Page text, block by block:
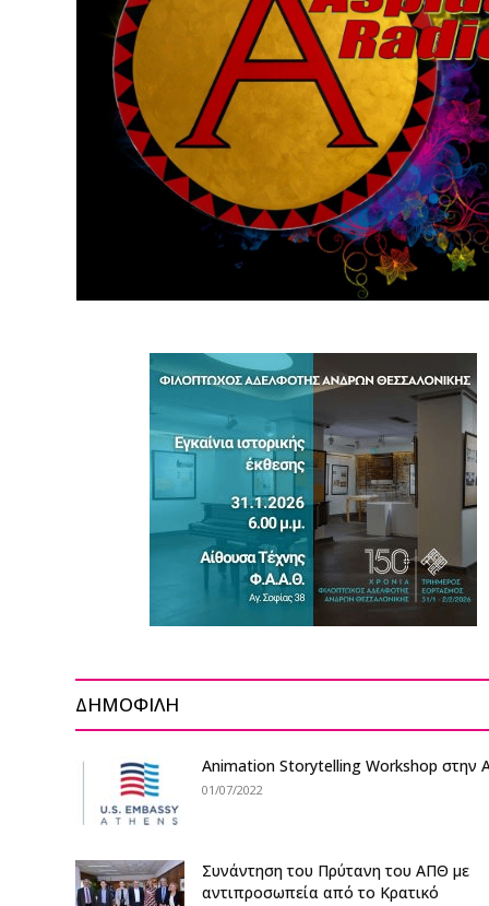
ΔΗΜΟΦΙΛΗ
Αnimation Storytelling Workshop
01/07/2022
Συνάντηση του Πρύτανη του ΑΠΘ με
αντιπροσωπεία από το Κρατικό